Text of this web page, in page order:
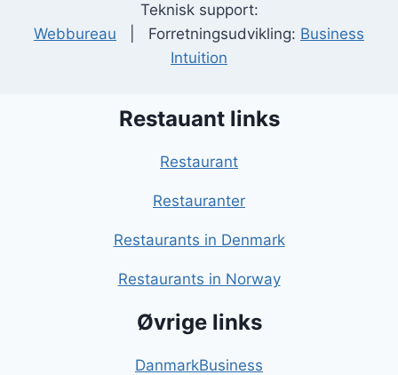
Teknisk support:
Webbureau | Forretningsudvikling: Business
Intuition
Restauant links
Restaurant
Restauranter
Restaurants in Denmark
Restaurants in Norway
Øvrige links
DanmarkBusiness